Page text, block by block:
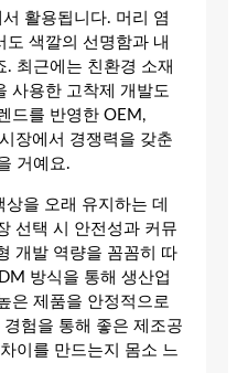
활용됩니다. 머리 염
색깔의 선명함과 내
최근에는 친환경 소재
사용한 고착제 개발도
드를 반영한 OEM,
장에서 경쟁력을 갖춘
거예요.
을 오래 유지하는 데
선택 시 안전성과 커뮤
개발 역량을 꼼꼼히 따
방식을 통해 생산업
은 제품을 안정적으로
험을 통해 좋은 제조공
이를 만드는지 몸소 느